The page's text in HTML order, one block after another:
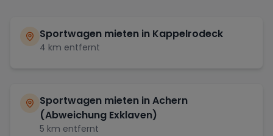
Sportwagen mieten in Kappelrodeck
4 km entfernt
Sportwagen mieten inAchern
(Abweichung Exklaven)
5 km entfernt